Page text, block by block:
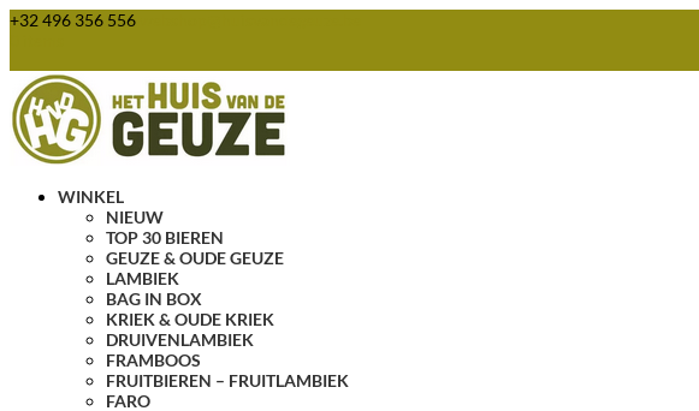
+32 496 356 556
WINKEL
NIEUW
TOP 30 BIEREN
GEUZE & OUDE GEUZE
LAMBIEK
BAG IN BOX
KRIEK & OUDE KRIEK
DRUIVENLAMBIEK
FRAMBOOS
FRUITBIEREN – FRUITLAMBIEK
FARO